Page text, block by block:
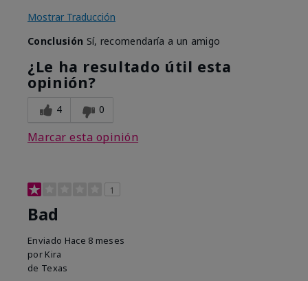
Mostrar Traducción
Conclusión Sí, recomendaría a un amigo
¿Le ha resultado útil esta
opinión?
4 0
Marcar esta opinión
1
Bad
Enviado Hace 8 meses
por Kira
de Texas